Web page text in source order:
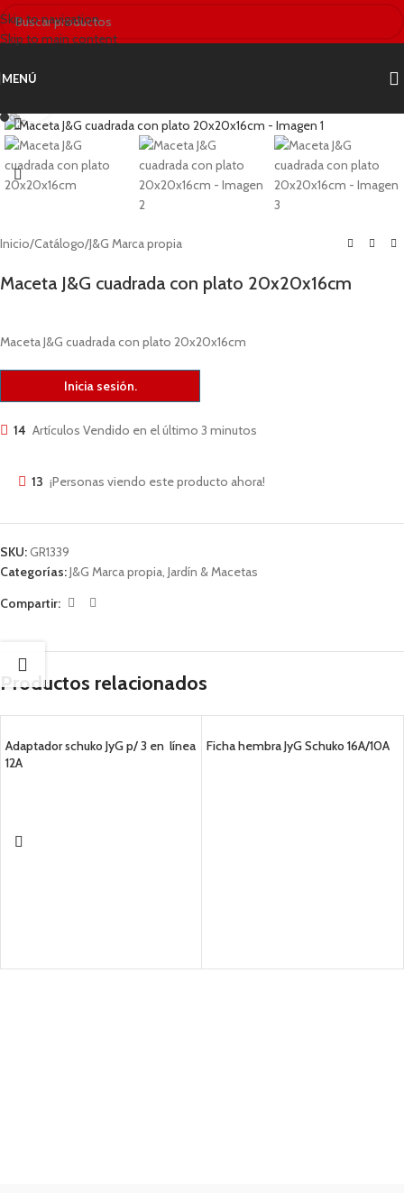
Skip to navigation
Skip to main content
MENÚ
Inicio/Catálogo/J&G Marca propia
Maceta J&G cuadrada con plato 20x20x16cm
Maceta J&G cuadrada con plato 20x20x16cm
Inicia sesión.
14 Artículos Vendido en el último 3 minutos
13 ¡Personas viendo este producto ahora!
SKU:GR1339
Categorías:J&G Marca propia, Jardín & Macetas
Compartir:
Productos relacionados
Adaptador schuko JyG p/ 3 en línea
12A
Ficha hembra JyG Schuko 16A/10A